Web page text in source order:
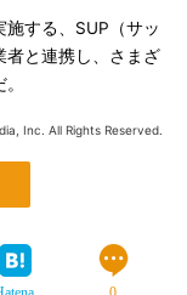
する、SUP（サッ
者と連携し、さまざ
Inc. All Rights Reserved.